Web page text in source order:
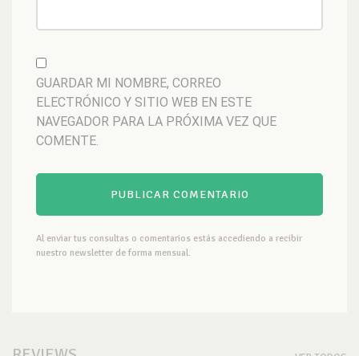
GUARDAR MI NOMBRE, CORREO
ELECTRÓNICO Y SITIO WEB EN ESTE
NAVEGADOR PARA LA PRÓXIMA VEZ QUE
COMENTE.
Al enviar tus consultas o comentarios estás accediendo a recibir
nuestro newsletter de forma mensual.